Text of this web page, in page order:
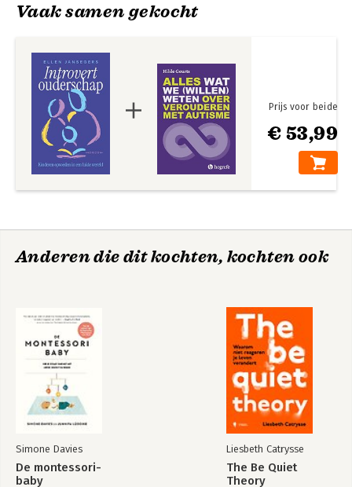
Vaak samen gekocht
€ 53,99
Prijs voor beide
Anderen die dit kochten, kochten ook
Simone Davies
De montessori-
baby
Liesbeth Catrysse
The Be Quiet
Theory